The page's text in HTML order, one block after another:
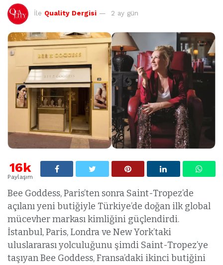
İle Quality Dergisi 2 ay gün
16k
Paylaşım
Bee Goddess, Paris’ten sonra Saint-Tropez’de
açılanı yeni butiğiyle Türkiye’de doğan ilk global
mücevher markası kimliğini güçlendirdi.
İstanbul, Paris, Londra ve New York’taki
uluslararası yolculuğunu şimdi Saint-Tropez’ye
taşıyan Bee Goddess, Fransa’daki ikinci butiğini